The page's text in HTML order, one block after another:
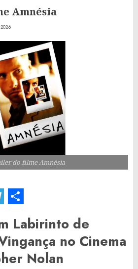
Amnésia
do filme Amnésia
Share
Labirinto de
no Cinema
Nolan